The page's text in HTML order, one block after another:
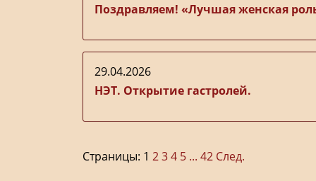
Поздравляем! «Лучшая женская
29.04.2026
НЭТ. Открытие гастролей.
Страницы: 1 234 5 ... 42 След.